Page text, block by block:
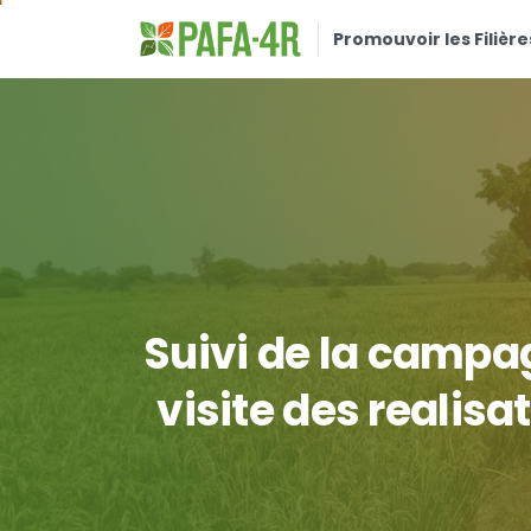
Promouvoir les
Suividela
visitedes